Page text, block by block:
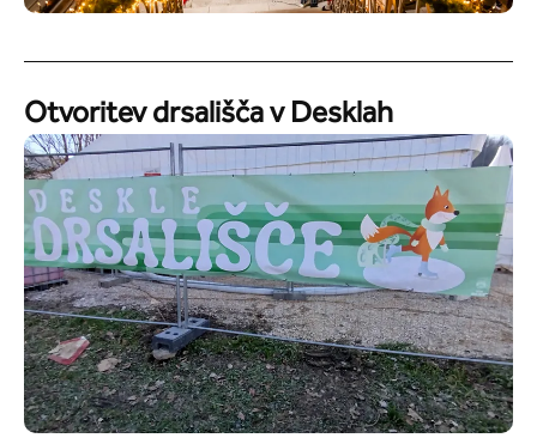
Otvoritev drsališča v Desklah